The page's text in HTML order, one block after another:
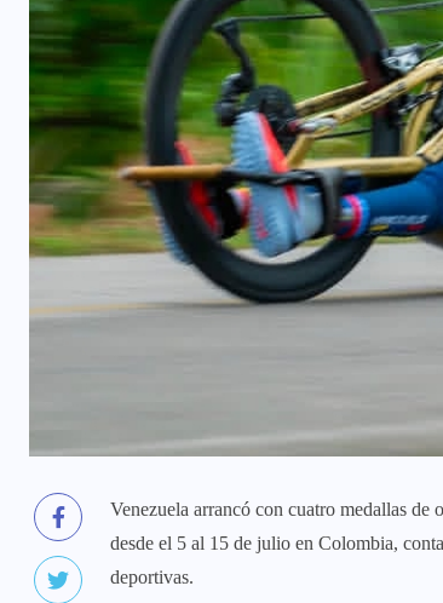
Venezuela arrancó con cuatro medallas de
desde el 5 al 15 de julio en Colombia,
deportivas.